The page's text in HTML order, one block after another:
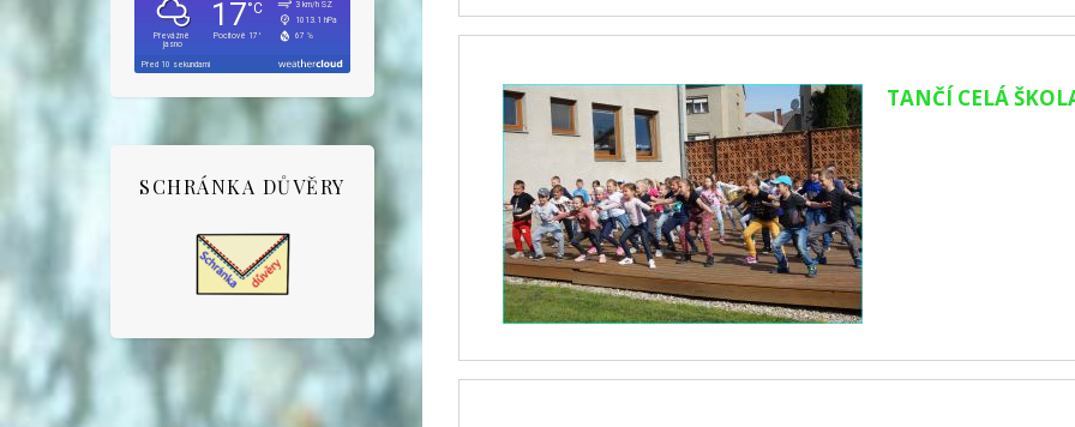
SCHRÁNKA DŮVĚRY
TANČÍ CELÁ